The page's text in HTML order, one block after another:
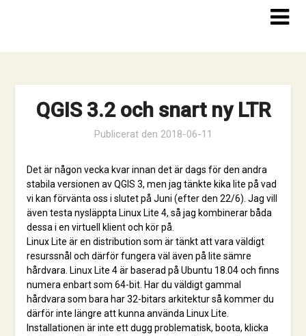
QGIS 3.2 och snart ny LTR
Publicerat den 2018-06-11
Det är någon vecka kvar innan det är dags för den andra
stabila versionen av QGIS 3, men jag tänkte kika lite på vad
vi kan förvänta oss i slutet på Juni (efter den 22/6). Jag vill
även testa nysläppta Linux Lite 4, så jag kombinerar båda
dessa i en virtuell klient och kör på.
Linux Lite är en distribution som är tänkt att vara väldigt
resurssnål och därför fungera väl även på lite sämre
hårdvara. Linux Lite 4 är baserad på Ubuntu 18.04 och finns
numera enbart som 64-bit. Har du väldigt gammal
hårdvara som bara har 32-bitars arkitektur så kommer du
därför inte längre att kunna använda Linux Lite.
Installationen är inte ett dugg problematisk, boota, klicka